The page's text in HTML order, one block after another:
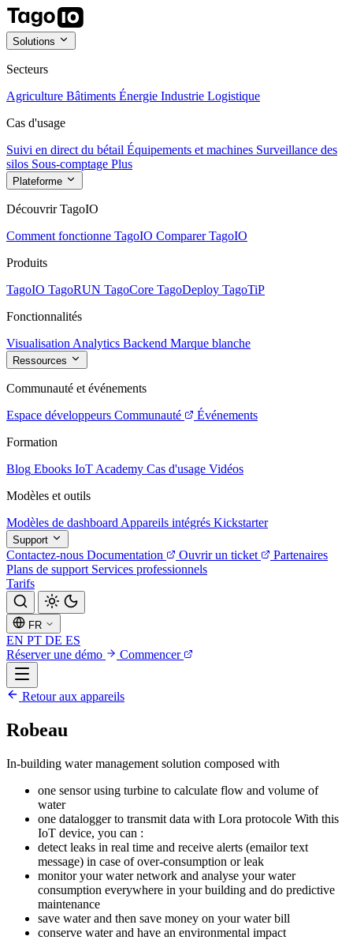
Solutions
Secteurs
Agriculture Bâtiments Énergie Industrie Logistique
Cas d'usage
Suivi en direct du bétail Équipements et machines Surveillance des
silos Sous-comptage Plus
Plateforme
Découvrir TagoIO
Comment fonctionne TagoIO Comparer TagoIO
Produits
TagoIO TagoRUN TagoCore TagoDeploy TagoTiP
Fonctionnalités
Visualisation Analytics Backend Marque blanche
Ressources
Communauté et événements
Espace développeurs Communauté
Événements
Formation
Blog Ebooks IoT Academy Cas d'usage Vidéos
Modèles et outils
Modèles de dashboard Appareils intégrés Kickstarter
Support
Contactez-nous Documentation Ouvrir un ticket
Partenaires
Plans de support Services professionnels
Tarifs
FR
EN PT DE ES
Réserver une démo
Commencer
Retour aux appareils
Robeau
In-building water management solution composed with
one sensor using turbine to calculate flow and volume of
water
one datalogger to transmit data with Lora protocole With this
IoT device, you can :
detect leaks in real time and receive alerts (emailor text
message) in case of over-consumption or leak
monitor your water network and analyse your water
consumption everywhere in your building and do predictive
maintenance
save water and then save money on your water bill
conserve water and have an environmental impact